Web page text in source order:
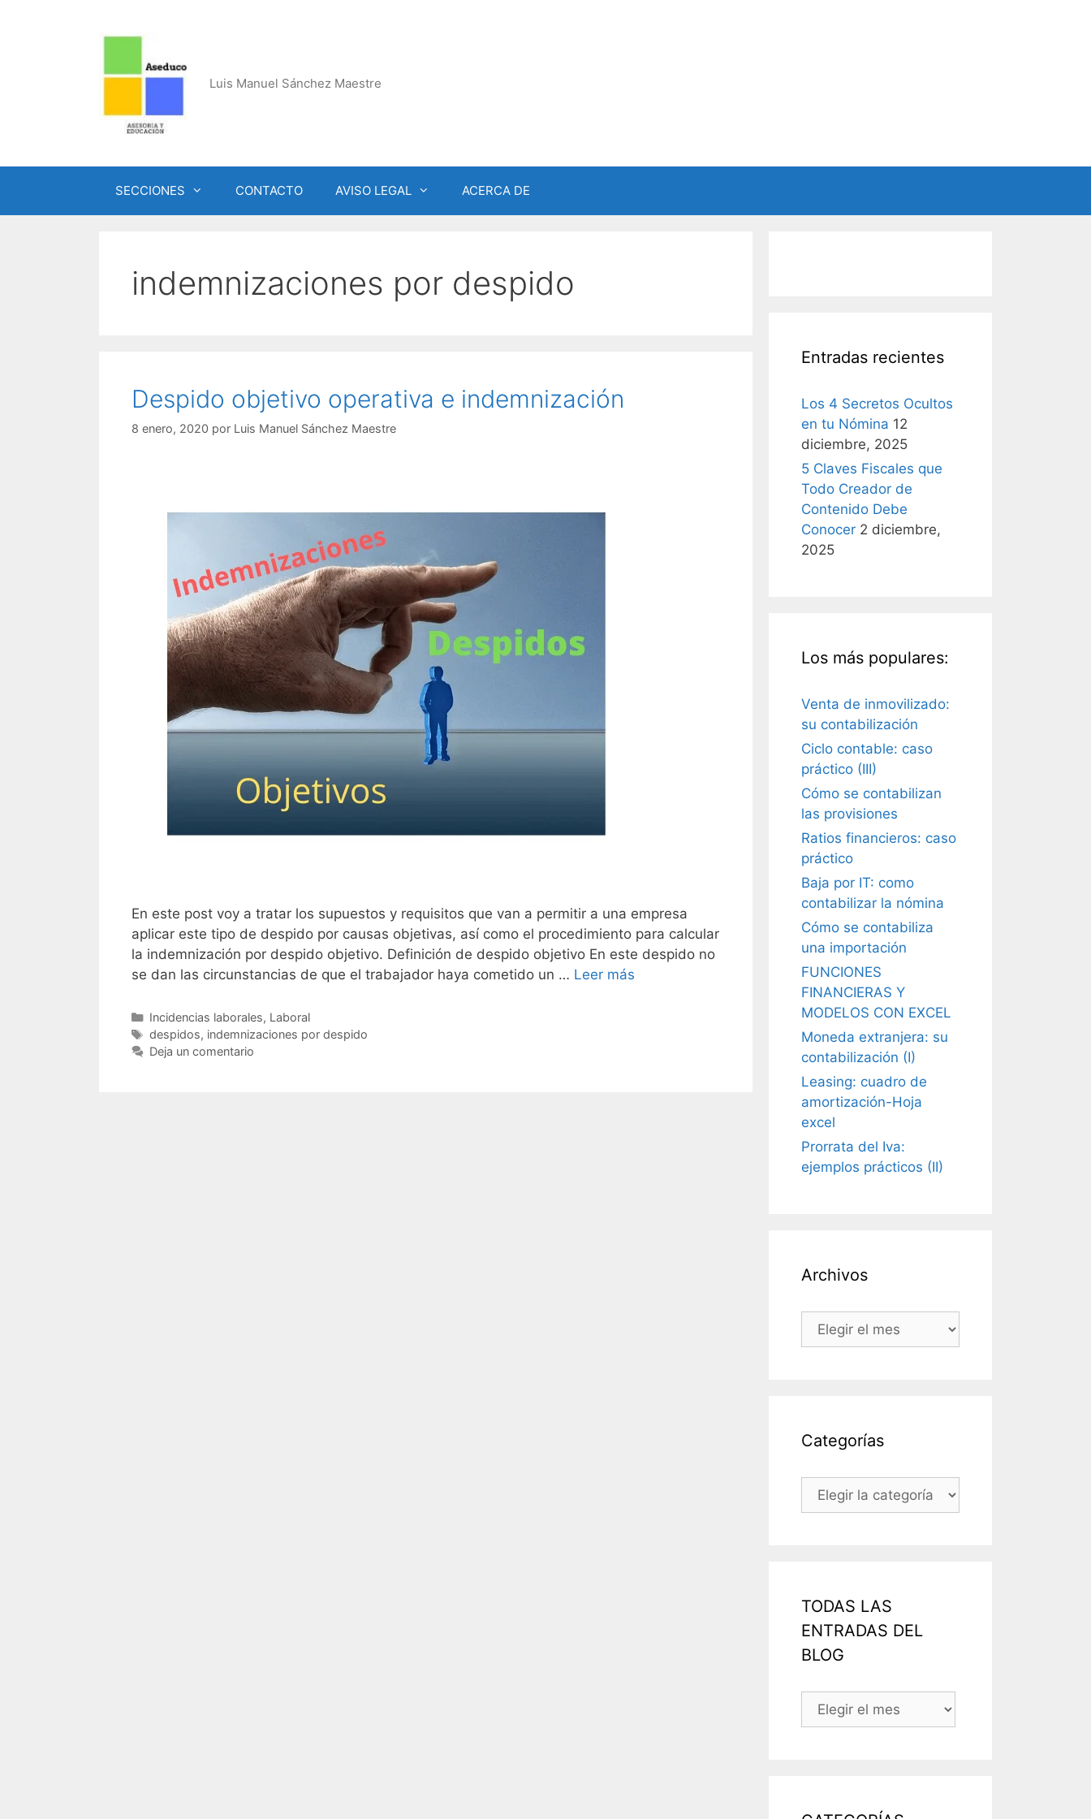
Luis Manuel Sánchez Maestre
SECCIONES CONTACTO AVISO LEGAL ACERCA DE
indemnizaciones por despido
Despido objetivo operativa e indemnización
8 enero, 2020 por Luis Manuel Sánchez Maestre
En este post voy a tratar los supuestos y requisitos que van a permitir a una empresa
aplicar este tipo de despido por causas objetivas, así como el procedimiento para calcular
la indemnización por despido objetivo. Definición de despido objetivo En este despido no
se dan las circunstancias de que el trabajador haya cometido un … Leer más
Categorías
Incidencias laborales, Laboral
Etiquetas
despidos, indemnizaciones por despido
Deja un comentario
Entradas recientes
Los 4 Secretos Ocultos
en tu Nómina 12
diciembre, 2025
5 Claves Fiscales que
Todo Creador de
Contenido Debe
Conocer 2 diciembre,
2025
Los más populares:
Venta de inmovilizado:
su contabilización
Ciclo contable: caso
práctico (III)
Cómo se contabilizan
las provisiones
Ratios financieros: caso
práctico
Baja por IT: como
contabilizar la nómina
Cómo se contabiliza
una importación
FUNCIONES
FINANCIERAS Y
MODELOS CON EXCEL
Moneda extranjera: su
contabilización (I)
Leasing: cuadro de
amortización-Hoja
excel
Prorrata del Iva:
ejemplos prácticos (II)
Archivos
Archivos
Categorías
Categorías
TODAS LAS
ENTRADAS DEL
BLOG
TODAS